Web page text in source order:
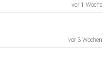
vor 1 Woche
vor 3 Wochen